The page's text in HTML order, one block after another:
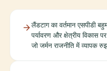
लैंडटाग का वर्तमान एसपीडी
पर्यावरण और क्षेत्रीय विकास
जो जर्मन राजनीति में व्यापक